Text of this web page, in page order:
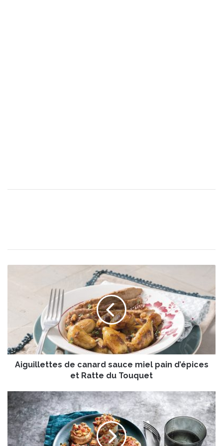
t
d
e
c
n
Aiguillettes de canard sauce miel pain d’épices
et Ratte du Touquet
C
h
a
m
p